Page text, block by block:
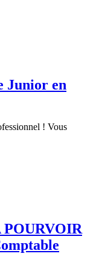
Junior en
! Vous
POURVOIR